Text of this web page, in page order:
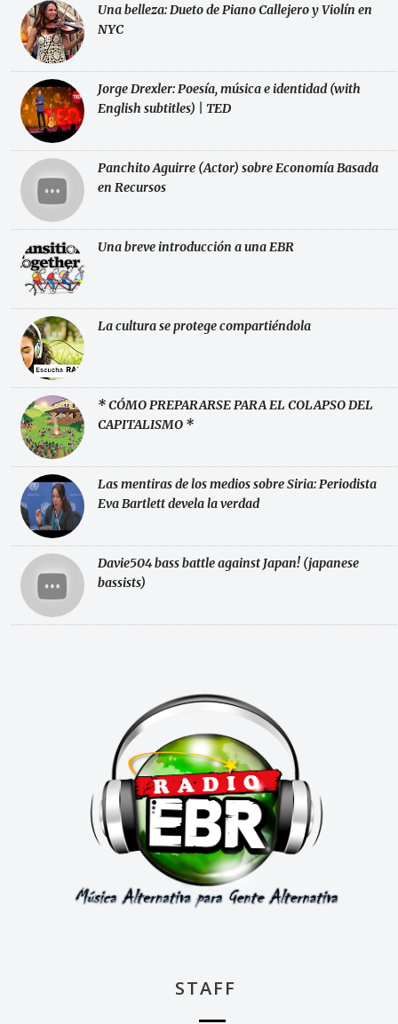
Una belleza: Dueto de Piano Callejero y Violín en
NYC
Jorge Drexler: Poesía, música e identidad (with
English subtitles) | TED
Panchito Aguirre (Actor) sobre Economía Basada
en Recursos
Una breve introducción a una EBR
La cultura se protege compartiéndola
* CÓMO PREPARARSE PARA EL COLAPSO DEL
CAPITALISMO *
Las mentiras de los medios sobre Siria: Periodista
Eva Bartlett devela la verdad
Davie504 bass battle against Japan! (japanese
bassists)
STAFF